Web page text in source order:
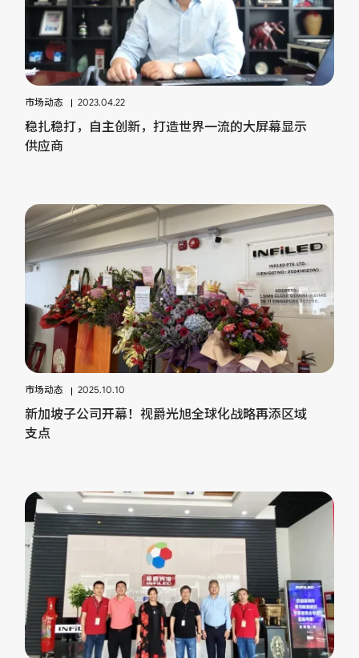
市场动态 2023.04.22
稳扎稳打，自主创新，打造世界一流的大屏幕显示
供应商
市场动态 2025.10.10
新加坡子公司开幕！视爵光旭全球化战略再添区域
支点